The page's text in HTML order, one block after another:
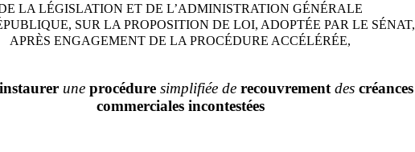
LA LÉGISLATION ET DE L’ADMINISTRATION GÉNÉRALE
SUR LA PROPOSITION DE LOI, ADOPTÉE PAR LE SÉNAT,
APRÈS ENGAGEMENT DE LA PROCÉDURE ACCÉLÉRÉE,
instaurer une procédure simplifiée de recouvrement des créances
commerciales incontestées